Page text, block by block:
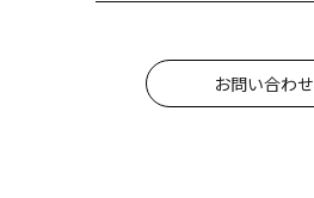
お問い合わせ